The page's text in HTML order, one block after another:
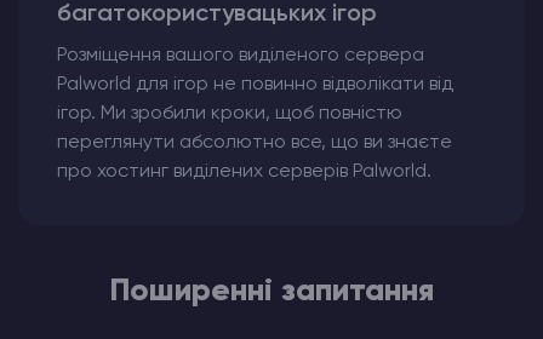
багатокористувацьких ігор
Розміщення вашого виділеного сервера
Palworld для ігор не повинно відволікати від
ігор. Ми зробили кроки, щоб повністю
переглянути абсолютно все, що ви знаєте
про хостинг виділених серверів Palworld.
Поширенні запитання